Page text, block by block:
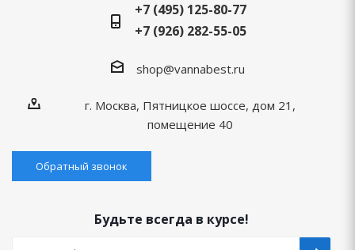
+7 (495) 125-80-77
+7 (926) 282-55-05
shop@vannabest.ru
г. Москва, Пятницкое шоссе, дом 21,
помещение 40
Обратный звонок
Будьте всегда в курсе!